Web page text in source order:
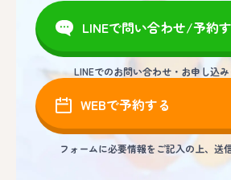
LINEで問い合わせ/予約
LINEでのお問い合わせ・お申し込み
WEBで予約する
フォームに必要情報をご記入の上、送